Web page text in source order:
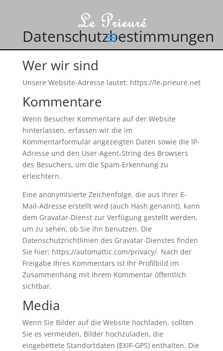
Datenschutzbestimmungen
Wer wir sind
Unsere Website-Adresse lautet: https://le-prieure.net
Kommentare
Wenn Besucher Kommentare auf der Website
hinterlassen, erfassen wir die im
Kommentarformular angezeigten Daten sowie die IP-
Adresse und den User-Agent-String des Browsers
des Besuchers, um die Spam-Erkennung zu
erleichtern.
Eine anonymisierte Zeichenfolge, die aus Ihrer E-
Mail-Adresse erstellt wird (auch Hash genannt), kann
dem Gravatar-Dienst zur Verfügung gestellt werden,
um zu sehen, ob Sie ihn benutzen. Die
Datenschutzrichtlinien des Gravatar-Dienstes finden
Sie hier: https://automattic.com/privacy/. Nach der
Freigabe Ihres Kommentars ist Ihr Profilbild im
Zusammenhang mit Ihrem Kommentar öffentlich
sichtbar.
Media
Wenn Sie Bilder auf die Website hochladen, sollten
Sie es vermeiden, Bilder hochzuladen, die
eingebettete Standortdaten (EXIF-GPS) enthalten. Die